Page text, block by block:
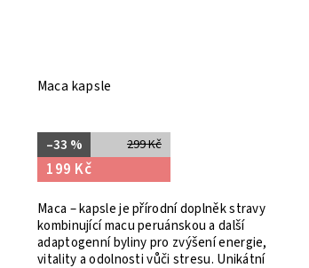
Maca kapsle
299 Kč
–33 %
199 Kč
Maca – kapsle je přírodní doplněk stravy
kombinující macu peruánskou a další
adaptogenní byliny pro zvýšení energie,
vitality a odolnosti vůči stresu. Unikátní